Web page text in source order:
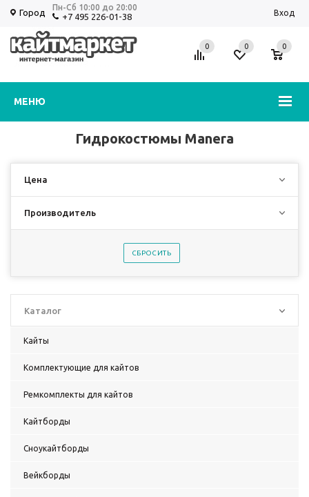
Город
Пн-Сб 10:00 до 20:00
+7 495 226-01-38 Вход
МЕНЮ
0 0
0
Гидрокостюмы Manera
Цена
Производитель
СБРОСИТЬ
Каталог
Кайты
Комплектующие для кайтов
Ремкомплекты для кайтов
Кайтборды
Сноукайтборды
Вейкборды